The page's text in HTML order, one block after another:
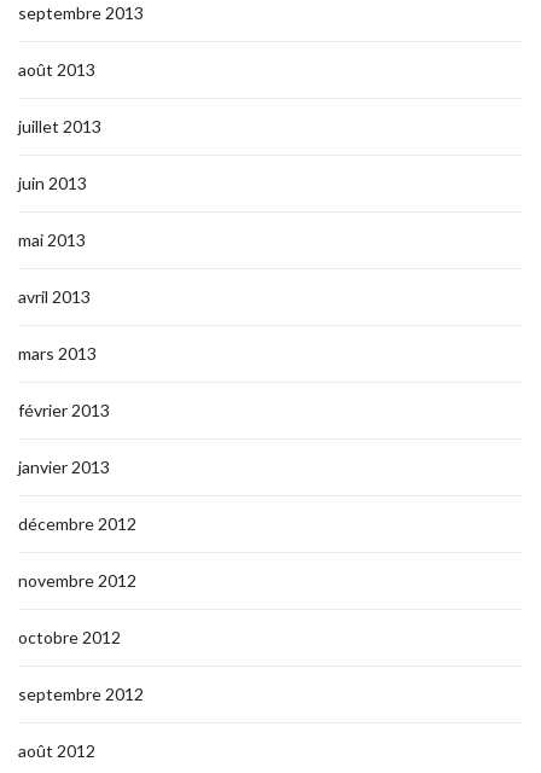
septembre 2013
août 2013
juillet 2013
juin 2013
mai 2013
avril 2013
mars 2013
février 2013
janvier 2013
décembre 2012
novembre 2012
octobre 2012
septembre 2012
août 2012